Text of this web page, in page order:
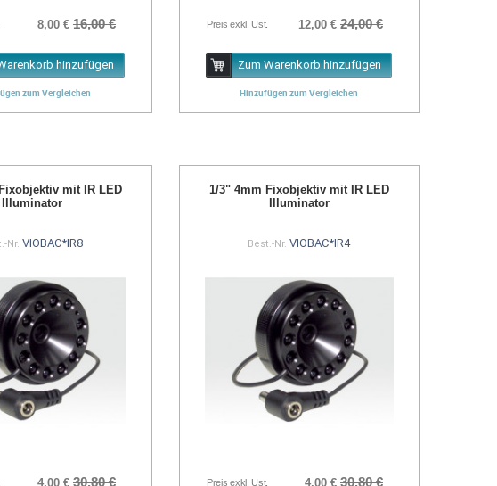
8,00 € 16,00 €
hinzufügen
zum Vergleichen
Preis exkl. Ust. 12,00 € 24,00 €
Zum Warenkorb hinzufügen
Hinzufügen zum Vergleichen
mit IR LED
Illuminator
Nr.VIOBAC*IR8
4,00 € 30,80 €
1/3" 4mm Fixobjektiv mit IR LED
Illuminator
Best.-Nr.VIOBAC*IR4
Preis exkl. Ust. 4,00 € 30,80 €